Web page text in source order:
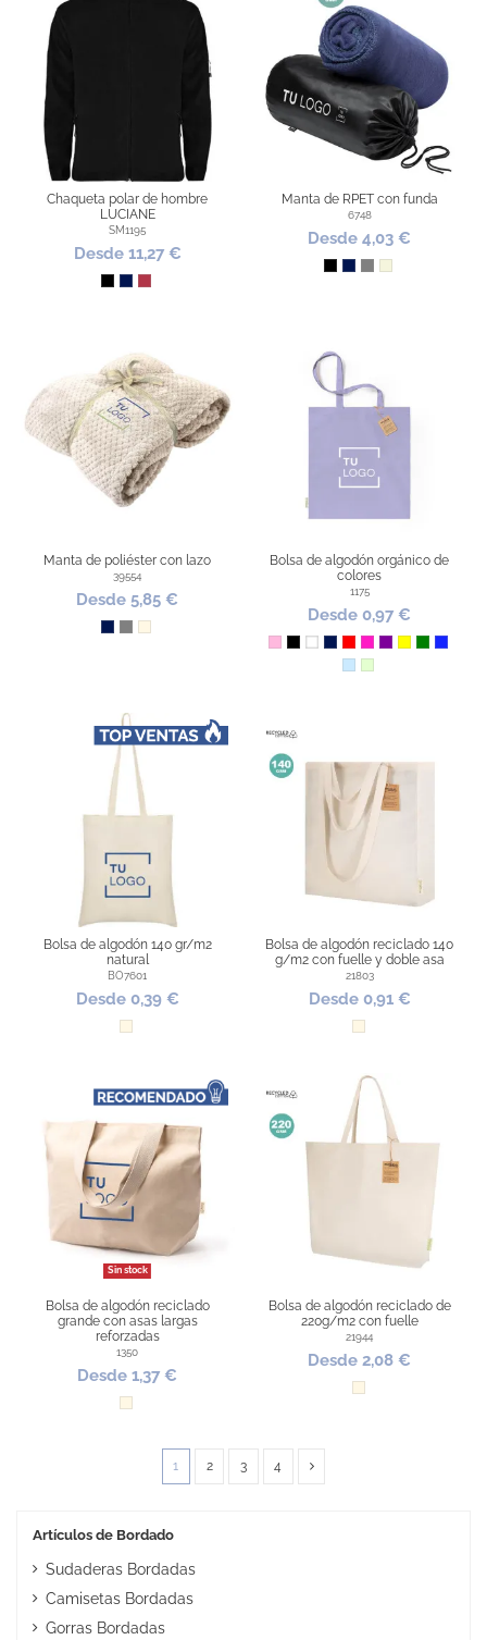
Chaqueta polar de hombre
LUCIANE
SM1195
Desde 11,27 €
NegroMarinoGranate
Manta de RPET con funda
6748
Desde 4,03 €
NegroMarino
GrisBeige
Manta de poliéster con lazo
39554
Desde 5,85 €
Marino
GrisNatural
Bolsa de algodón orgánico de
colores
1175
Desde 0,97 €
RosaNegroBlanco
Marino
RojoFucsiaMorado
Amarillo
VerdeAzul
Azul Claro
Verde Claro
Bolsa de algodón 140 gr/m2
natural
BO7601
Desde 0,39 €
Natural
Bolsa de algodón reciclado 140
g/m2 con fuelle y doble asa
21803
Desde 0,91 €
Natural
Sin stock
Bolsa de algodón reciclado
grande con asas largas
reforzadas
1350
Desde 1,37 €
Natural
Bolsa de algodón reciclado de
220g/m2 con fuelle
21944
Desde 2,08 €
Natural
1 2 3 4
Artículos de Bordado
Sudaderas Bordadas
Camisetas Bordadas
Gorras Bordadas